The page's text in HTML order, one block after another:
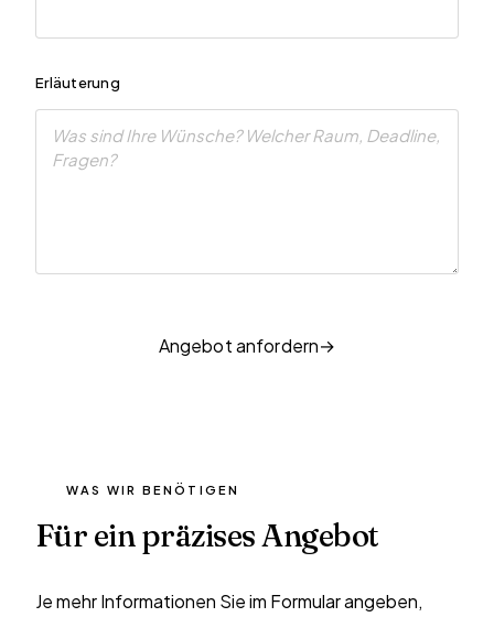
Erläuterung
Angebot anfordern
WAS WIR BENÖTIGEN
Für ein präzises Angebot
Je mehr Informationen Sie im Formular angeben,